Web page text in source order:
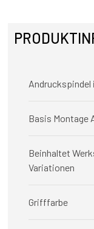
Andruckspindel
Basis Montage
Beinhaltet
Variationen
Grifffarbe